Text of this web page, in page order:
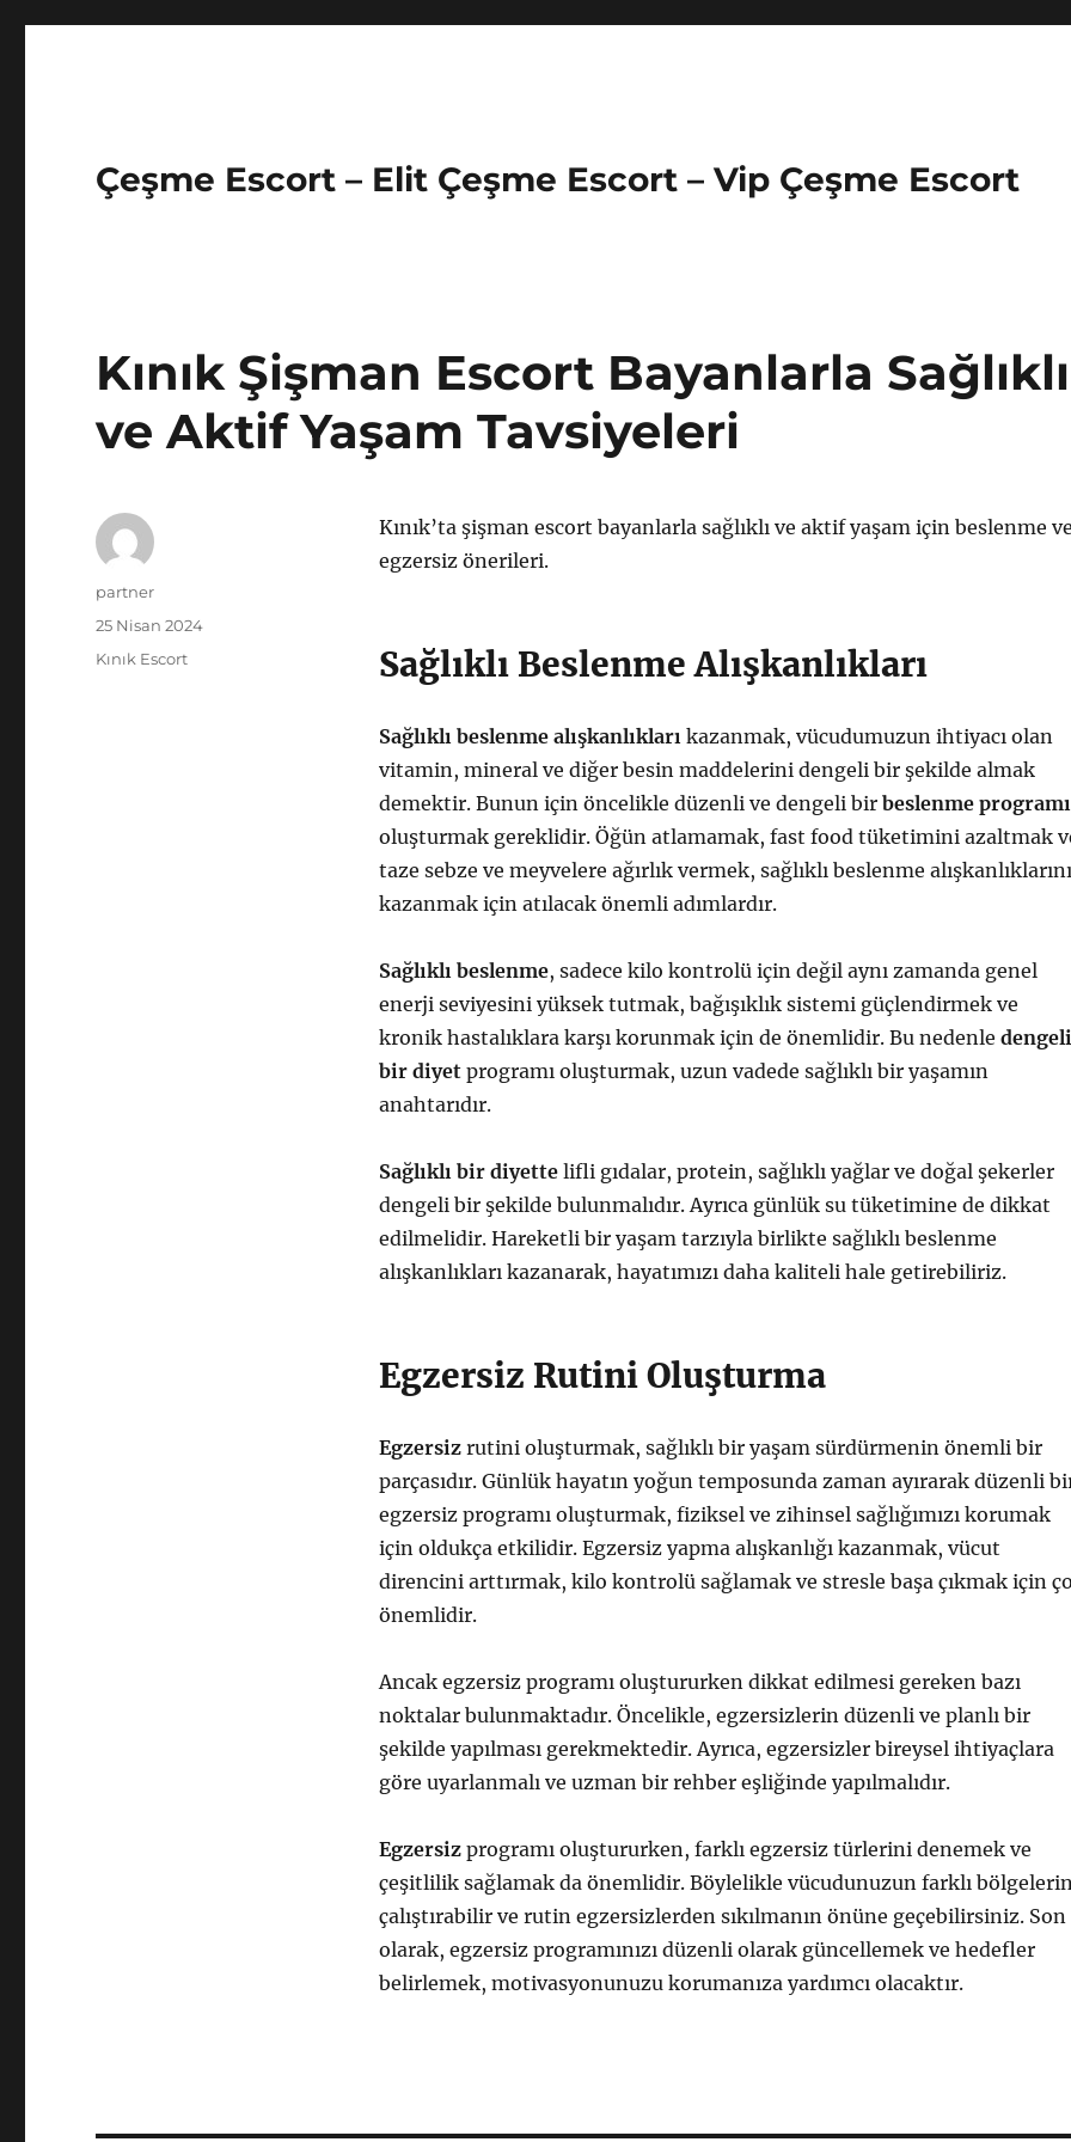
Çeşme Escort – Elit Çeşme Escort – Vip Çeşme Escort
Kınık Şişman Escort Bayanlarla Sağlıklı
ve Aktif Yaşam Tavsiyeleri
Kınık’ta şişman escort bayanlarla sağlıklı ve aktif yaşam için beslenme
egzersiz önerileri.
Sağlıklı Beslenme Alışkanlıkları
Sağlıklı beslenme alışkanlıklarıkazanmak, vücudumuzun ihtiyacı olan
vitamin, mineral ve diğer besin maddelerini dengeli bir şekilde almak
demektir. Bunun için öncelikle düzenli ve dengeli bir beslenme programı
oluşturmak gereklidir. Öğün atlamamak, fast food tüketimini azaltmak
taze sebze ve meyvelere ağırlık vermek, sağlıklı beslenme alışkanlıklarını
kazanmak için atılacak önemli adımlardır.
Sağlıklı beslenme, sadece kilo kontrolü için değil aynı zamanda genel
enerji seviyesini yüksek tutmak, bağışıklık sistemi güçlendirmek ve
kronik hastalıklara karşı korunmak için de önemlidir. Bu nedenle dengeli
bir diyetprogramı oluşturmak, uzun vadede sağlıklı bir yaşamın
anahtarıdır.
Sağlıklı bir diyettelifli gıdalar, protein, sağlıklı yağlar ve doğal şekerler
dengeli bir şekilde bulunmalıdır. Ayrıca günlük su tüketimine de dikkat
edilmelidir. Hareketli bir yaşam tarzıyla birlikte sağlıklı beslenme
alışkanlıkları kazanarak, hayatımızı daha kaliteli hale getirebiliriz.
Egzersiz Rutini Oluşturma
Egzersizrutini oluşturmak, sağlıklı bir yaşam sürdürmenin önemli bir
parçasıdır. Günlük hayatın yoğun temposunda zaman ayırarak düzenli
egzersiz programı oluşturmak, fiziksel ve zihinsel sağlığımızı korumak
için oldukça etkilidir. Egzersiz yapma alışkanlığı kazanmak, vücut
direncini arttırmak, kilo kontrolü sağlamak ve stresle başa çıkmak için
önemlidir.
Ancak egzersiz programı oluştururken dikkat edilmesi gereken bazı
noktalar bulunmaktadır. Öncelikle, egzersizlerin düzenli ve planlı bir
şekilde yapılması gerekmektedir. Ayrıca, egzersizler bireysel ihtiyaçlara
göre uyarlanmalı ve uzman bir rehber eşliğinde yapılmalıdır.
Egzersizprogramı oluştururken, farklı egzersiz türlerini denemek ve
çeşitlilik sağlamak da önemlidir. Böylelikle vücudunuzun farklı
çalıştırabilir ve rutin egzersizlerden sıkılmanın önüne geçebilirsiniz. Son
olarak, egzersiz programınızı düzenli olarak güncellemek ve hedefler
belirlemek, motivasyonunuzu korumanıza yardımcı olacaktır.
Yazar
partner
Yayın
tarihi
25 Nisan 2024
Kategoriler
Kınık Escort